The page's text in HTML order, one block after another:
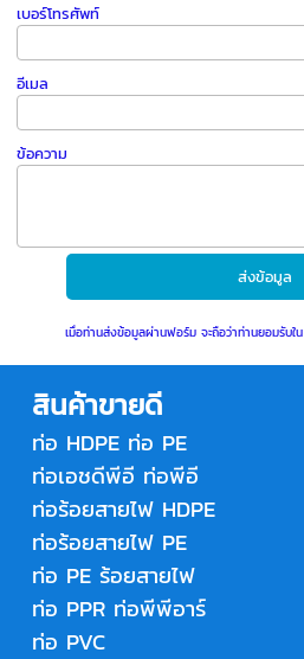
เบอร์โทรศัพท์
อีเมล
ข้อความ
เมื่อท่านส่งข้อมูลผ่านฟอร์ม จะถือว่าท่านยอมรับใน
สินค้าขายดี
ท่อ HDPE ท่อ PE
ท่อเอชดีพีอี ท่อพีอี
ท่อร้อยสายไฟ HDPE
ท่อร้อยสายไฟ PE
ท่อ PE ร้อยสายไฟ
ท่อ PPR ท่อพีพีอาร์
ท่อ PVC